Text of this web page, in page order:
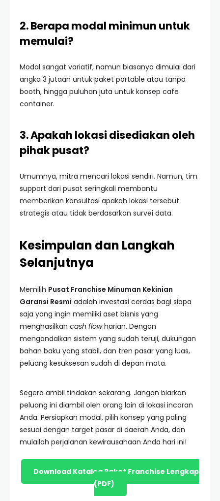
2. Berapa modal minimun untuk
memulai?
Modal sangat variatif, namun biasanya dimulai dari
angka 3 jutaan untuk paket portable atau tanpa
booth, hingga puluhan juta untuk konsep cafe
container.
3. Apakah lokasi disediakan oleh
pihak pusat?
Umumnya, mitra mencari lokasi sendiri. Namun, tim
support dari pusat seringkali membantu
memberikan konsultasi apakah lokasi tersebut
strategis atau tidak berdasarkan survei data.
Kesimpulan dan Langkah
Selanjutnya
Memilih Pusat Franchise Minuman Kekinian
Garansi Resmi adalah investasi cerdas bagi siapa
saja yang ingin memiliki aset bisnis yang
menghasilkan cash flowharian. Dengan
mengandalkan sistem yang sudah teruji, dukungan
bahan baku yang stabil, dan tren pasar yang luas,
peluang kesuksesan sudah di depan mata.
Segera ambil tindakan sekarang. Jangan biarkan
peluang ini diambil oleh orang lain di lokasi incaran
Anda. Persiapkan modal, pilih konsep yang paling
sesuai dengan target pasar di daerah Anda, dan
mulailah perjalanan kewirausahaan Anda hari ini!
Download Katalog Paket Franchise Lengkap
(PDF)